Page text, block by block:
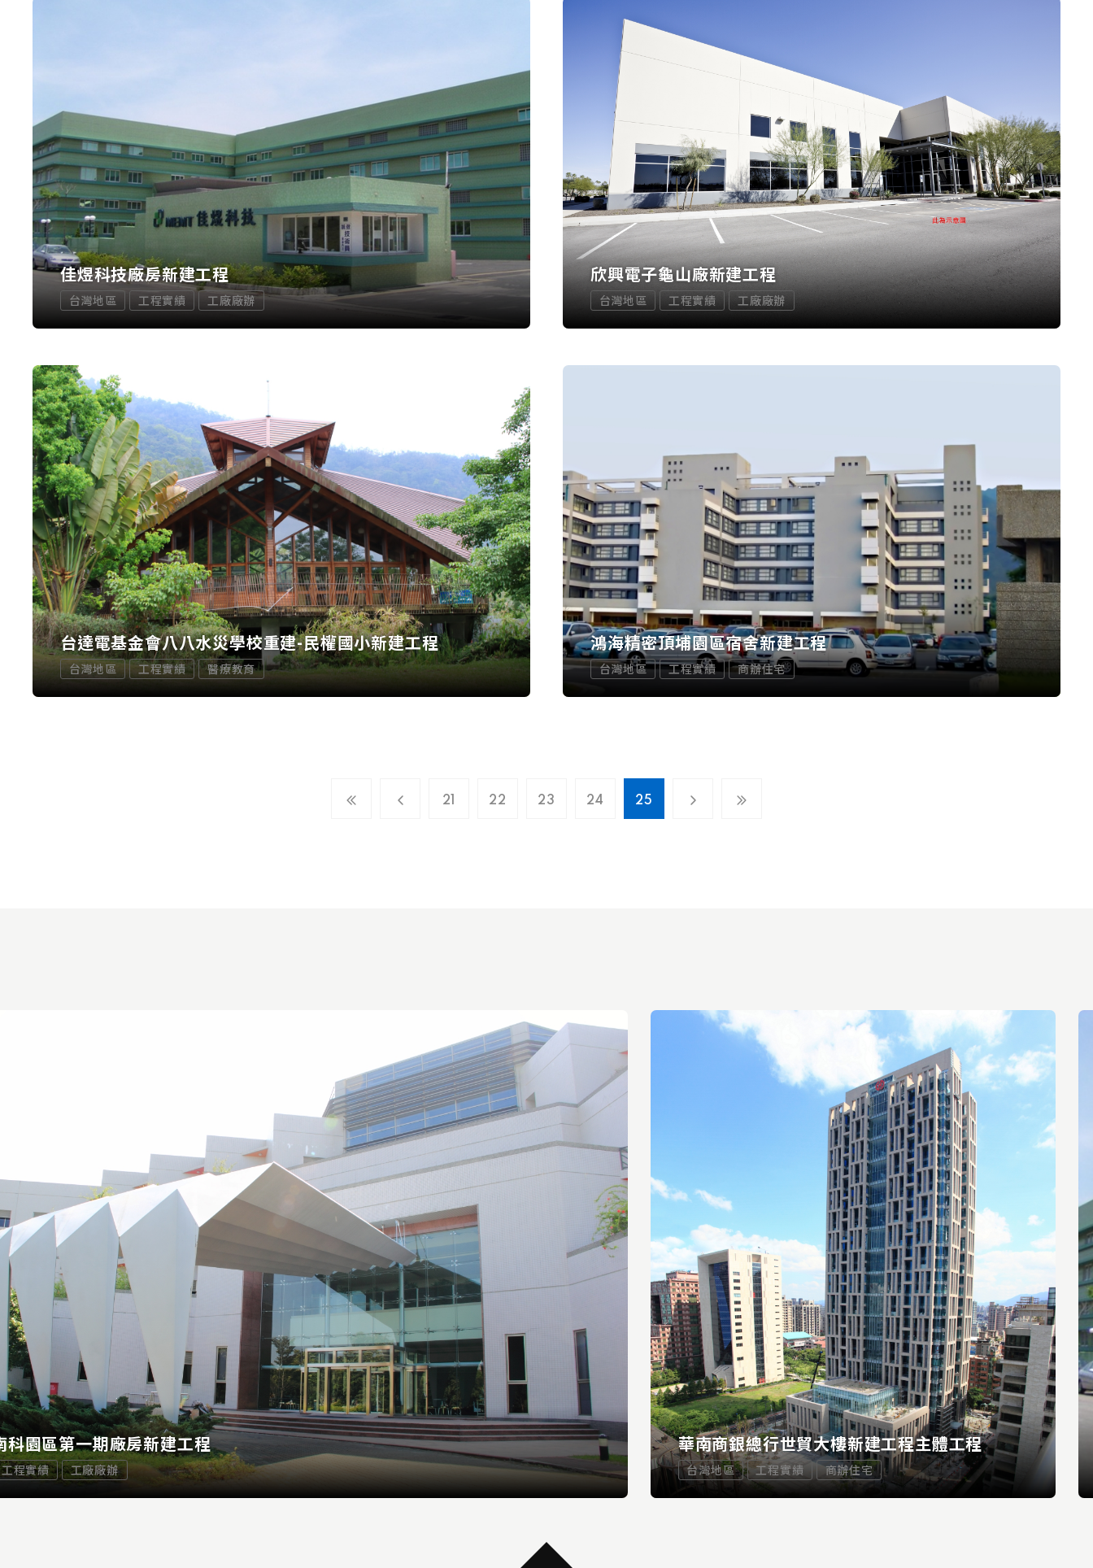
佳煜科技廠房新建工程
台灣地區 工程實績 工廠廠辦
欣興電子龜山廠新建工程
台灣地區 工程實績 工廠廠辦
台達電基金會八八水災學校重建-民權國小新建工程
台灣地區 工程實績 醫療教育
鴻海精密頂埔園區宿舍新建工程
台灣地區 工程實績 商辦住宅
21 22 23 24 25
科園區第一期廠房新建工程
工程實績 工廠廠辦
華南商銀總行世貿大樓新建工程主體工程
台灣地區 工程實績 商辦住宅